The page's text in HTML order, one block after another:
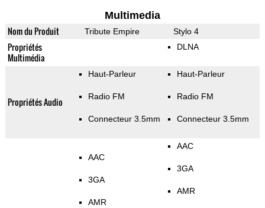
Multimedia
Nom du Produit Tribute Empire Stylo 4
Propriétés
Multimédia
DLNA
Propriétés Audio
Haut-Parleur
Radio FM
Connecteur 3.5mm
Haut-Parleur
Radio FM
Connecteur 3.5mm
AAC
3GA
AMR
AAC
3GA
AMR